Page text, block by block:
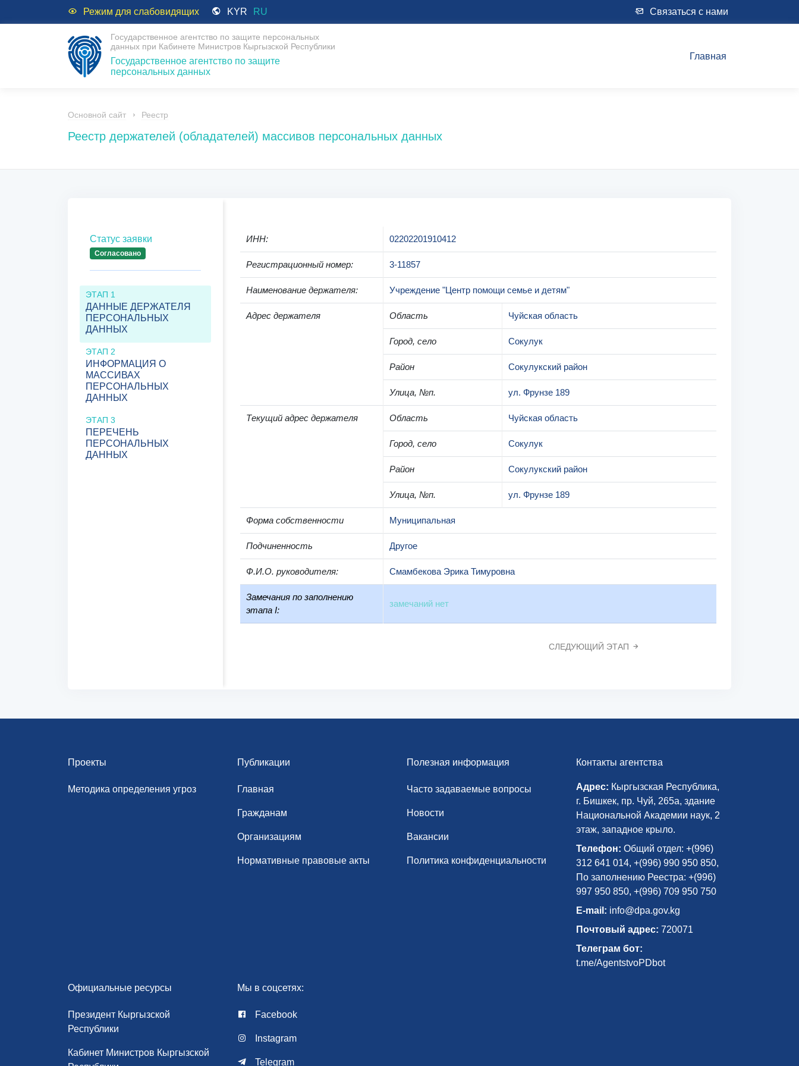
Режим для слабовидящих KYR RU Связаться с нами
Государственное агентство по защите персональных
данных при Кабинете Министров Кыргызской Республики
Государственное агентство по защите
персональных данных
Главная
Основной сайт Реестр
Реестр держателей (обладателей) массивов персональных данных
Статус заявки
Согласовано
ЭТАП 1
ДАННЫЕ ДЕРЖАТЕЛЯ
ПЕРСОНАЛЬНЫХ
ДАННЫХ
ЭТАП 2
ИНФОРМАЦИЯ О
МАССИВАХ
ПЕРСОНАЛЬНЫХ
ДАННЫХ
ЭТАП 3
ПЕРЕЧЕНЬ
ПЕРСОНАЛЬНЫХ
ДАННЫХ
ИНН: 02202201910412
Регистрационный номер: 3-11857
Наименование держателя: Учреждение "Центр помощи семье и детям"
Адрес держателя Область Чуйская область
Город, село Сокулук
Район Сокулукский район
Улица, №п. ул. Фрунзе 189
Текущий адрес держателя Область Чуйская область
Город, село Сокулук
Район Сокулукский район
Улица, №п. ул. Фрунзе 189
Форма собственности Муниципальная
Подчиненность Другое
Ф.И.О. руководителя: Смамбекова Эрика Тимуровна
Замечания по заполнению
этапа I:
замечаний нет
СЛЕДУЮЩИЙ ЭТАП
Проекты
Методика определения угроз
Публикации
Главная
Гражданам
Организациям
Нормативные правовые акты
Полезная информация
Часто задаваемые вопросы
Новости
Вакансии
Политика конфиденциальности
Контакты агентства
Адрес: Кыргызская Республика,
г. Бишкек, пр. Чуй, 265а, здание
Национальной Академии наук, 2
этаж, западное крыло.
Телефон: Общий отдел: +(996)
312 641 014, +(996) 990 950 850,
По заполнению Реестра: +(996)
997 950 850, +(996) 709 950 750
E-mail: info@dpa.gov.kg
Почтовый адрес: 720071
Телеграм бот:
t.me/AgentstvoPDbot
Официальные ресурсы
Президент Кыргызской
Республики
Кабинет Министров Кыргызской
Мы в соцсетях:
Facebook
Instagram
Telegram